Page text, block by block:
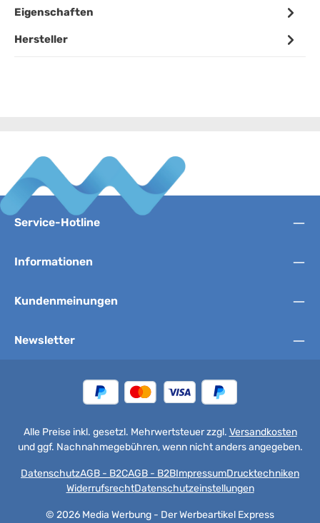
Eigenschaften
Hersteller
Service-Hotline
Informationen
Kundenmeinungen
Newsletter
Alle Preise inkl. gesetzl. Mehrwertsteuer zzgl. Versandkosten
und ggf. Nachnahmegebühren, wenn nicht anders angegeben.
© 2026 Media Werbung - Der Werbeartikel Express
DatenschutzAGB - B2CAGB - B2BImpressumDrucktechniken
WiderrufsrechtDatenschutzeinstellungen